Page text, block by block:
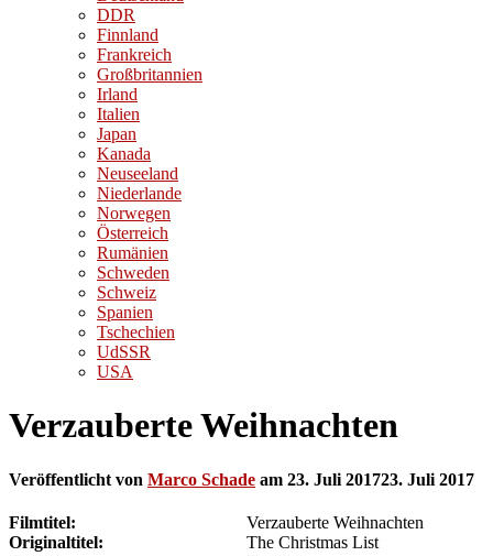
DDR
Finnland
Frankreich
Großbritannien
Irland
Italien
Japan
Kanada
Neuseeland
Niederlande
Norwegen
Österreich
Rumänien
Schweden
Schweiz
Spanien
Tschechien
UdSSR
USA
Verzauberte Weihnachten
Veröffentlicht von Marco Schade am 23. Juli 201723. Juli 2017
Filmtitel:
Verzauberte Weihnachten
Originaltitel:
The Christmas List